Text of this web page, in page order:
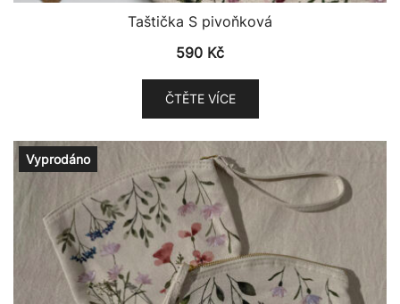
Taštička S pivoňková
590 Kč
ČTĚTE VÍCE
Vyprodáno